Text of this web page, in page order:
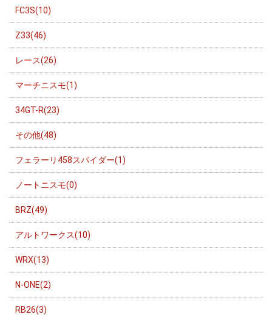
FC3S(10)
Z33(46)
レース(26)
マーチニスモ(1)
34GT-R(23)
その他(48)
フェラーリ458スパイダー(1)
ノートニスモ(0)
BRZ(49)
アルトワークス(10)
WRX(13)
N-ONE(2)
RB26(3)